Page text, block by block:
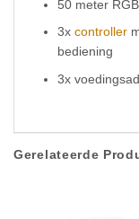
50 meter
3xcontroller
bediening
3x
Gerelateerde